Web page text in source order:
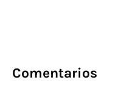
Comentarios